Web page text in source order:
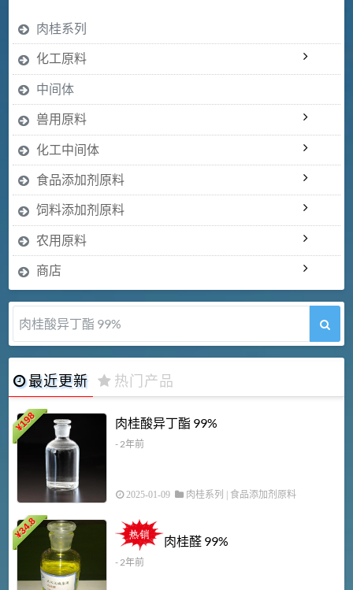
肉桂系列
化工原料
中间体
兽用原料
化工中间体
食品添加剂原料
饲料添加剂原料
农用原料
商店
肉桂酸异丁酯 99%
最近更新 热门产品
¥
198 肉桂酸异丁酯 99%
- 2年前
2025-01-09 肉桂系列 | 食品添加剂原料
¥
34.8
肉桂醛 99%
- 2年前